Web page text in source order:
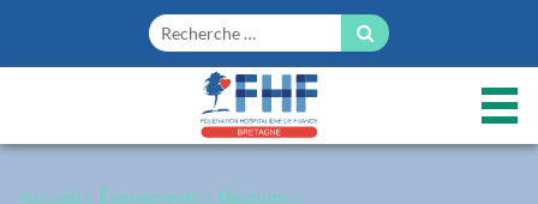
Accueil » Événements » Réunion »
Panneau de gestion des cookies